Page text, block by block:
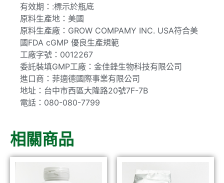
有效期：:標示於瓶底
原料生產地：美國
原料生產廠：GROW COMPAMY INC. USA符合美
國FDA cGMP 優良生產規範
工廠字號：0012267
委託裝填GMP工廠：金佳鋒生物科技有限公司
進口商：菲適德國際事業有限公司
地址：台中市西區大隆路20號7F-7B
電話：080-080-7799
相關商品